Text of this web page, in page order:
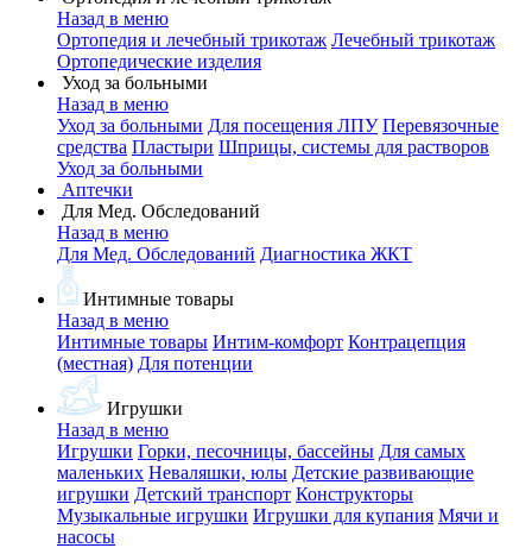
Назад в меню
Ортопедия и лечебный трикотаж Лечебный трикотаж
Ортопедические изделия
Уход за больными
Назад в меню
Уход за больными Для посещения ЛПУ Перевязочные
средства Пластыри Шприцы, системы для растворов
Уход за больными
Аптечки
Для Мед. Обследований
Назад в меню
Для Мед. Обследований Диагностика ЖКТ
Интимные товары
Назад в меню
Интимные товары Интим-комфорт Контрацепция
(местная) Для потенции
Игрушки
Назад в меню
Игрушки Горки, песочницы, бассейны Для самых
маленьких Неваляшки, юлы Детские развивающие
игрушки Детский транспорт Конструкторы
Музыкальные игрушки Игрушки для купания Мячи и
насосы